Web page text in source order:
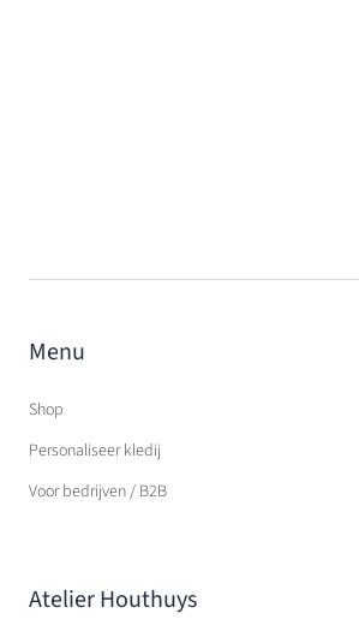
Menu
Shop
Personaliseer kledij
Voor bedrijven / B2B
Atelier Houthuys